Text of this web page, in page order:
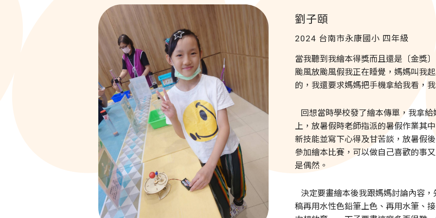
劉子頤
2024 台南市永康國小 四年級
當我聽到我繪本得獎而且還是〔金獎
颱風放颱風假我正在睡覺，媽媽叫我
的，我還要求媽媽把手機拿給我看，
回想當時學校發了繪本傳單，我拿
上，放暑假時老師指派的暑假作業其
新技能並寫下心得及甘苦談，放暑假
參加繪本比賽，可以做自己喜歡的事
是偶然。
決定要畫繪本後我跟媽媽討論內容
稿再用水性色鉛筆上色、再用水筆、